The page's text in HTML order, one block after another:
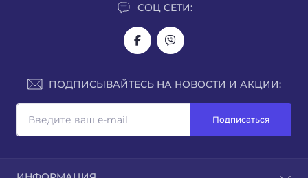
СОЦ СЕТИ:
ПОДПИСЫВАЙТЕСЬ НА НОВОСТИ И АКЦИИ:
Подписаться